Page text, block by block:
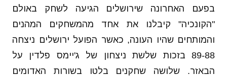
בפעם האחרונה שירושלים הגיעה לשחק באולם
"הקונכיה" קיבלנו את אחד מהמשחקים המהנים
והמותחים שהיו העונה, כאשר הפועל ירושלים ניצחה
89-88 בזכות שלשת ניצחון של ג'יימס פלדין על
הבאזר. שלושה שחקנים בלטו בשורות האדומים